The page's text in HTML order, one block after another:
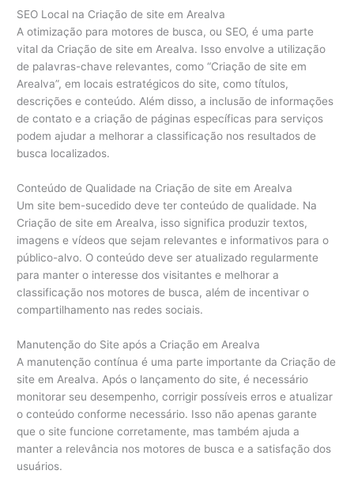
SEO Local na Criação de site em Arealva
A otimização para motores de busca, ou SEO, é uma parte
vital da Criação de site em Arealva. Isso envolve a utilização
de palavras-chave relevantes, como “Criação de site em
Arealva”, em locais estratégicos do site, como títulos,
descrições e conteúdo. Além disso, a inclusão de informações
de contato e a criação de páginas específicas para serviços
podem ajudar a melhorar a classificação nos resultados de
busca localizados.
Conteúdo de Qualidade na Criação de site em Arealva
Um site bem-sucedido deve ter conteúdo de qualidade. Na
Criação de site em Arealva, isso significa produzir textos,
imagens e vídeos que sejam relevantes e informativos para o
público-alvo. O conteúdo deve ser atualizado regularmente
para manter o interesse dos visitantes e melhorar a
classificação nos motores de busca, além de incentivar o
compartilhamento nas redes sociais.
Manutenção do Site após a Criação em Arealva
A manutenção contínua é uma parte importante da Criação de
site em Arealva. Após o lançamento do site, é necessário
monitorar seu desempenho, corrigir possíveis erros e atualizar
o conteúdo conforme necessário. Isso não apenas garante
que o site funcione corretamente, mas também ajuda a
manter a relevância nos motores de busca e a satisfação dos
usuários.